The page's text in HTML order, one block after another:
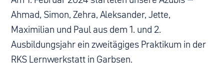
Ahmad, Simon, Zehra, Aleksander, Jette,
Maximilian und Paul aus dem 1. und 2.
Ausbildungsjahr ein zweitägiges Praktikum in der
RKS Lernwerkstatt in Garbsen.